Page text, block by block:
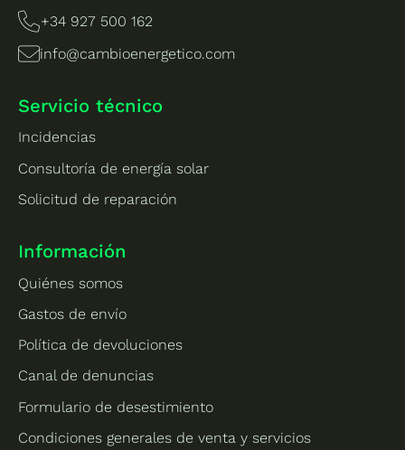
+34 927 500 162
info@cambioenergetico.com
Servicio técnico
Incidencias
Consultoría de energía solar
Solicitud de reparación
Información
Quiénes somos
Gastos de envío
Política de devoluciones
Canal de denuncias
Formulario de desestimiento
Condiciones generales de venta y servicios